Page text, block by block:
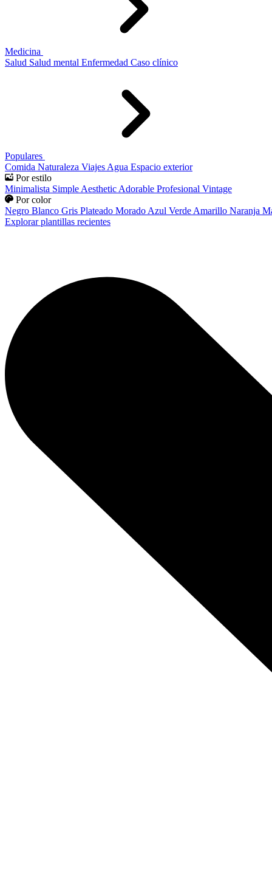
Medicina
Salud Salud mental Enfermedad Caso clínico
Populares
Comida Naturaleza Viajes Agua Espacio exterior
Por estilo
Minimalista Simple Aesthetic Adorable Profesional Vintage
Por color
Negro Blanco Gris Plateado Morado Azul Verde Amarillo Naranja
Explorar plantillas recientes